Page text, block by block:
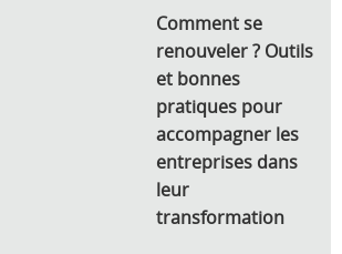
Comment se
renouveler ? Outils
et bonnes
pratiques pour
accompagner les
entreprises dans
leur
transformation